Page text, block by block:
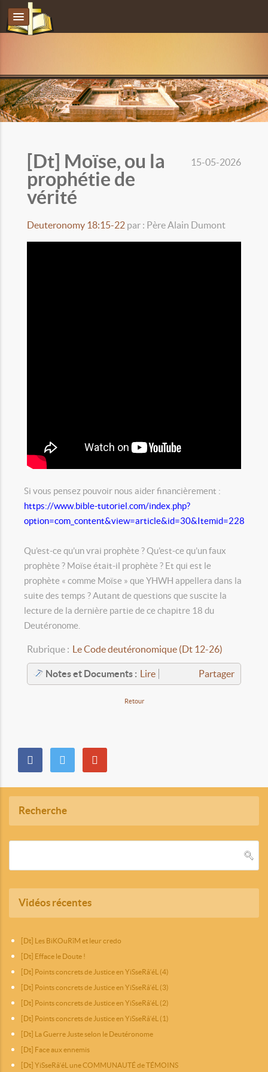
15-05-2026
[Dt] Moïse, ou la
prophétie de
vérité
Deuteronomy 18:15-22 par : Père Alain Dumont
Si vous pensez pouvoir nous aider financièrement :
https://www.bible-tutoriel.com/index.php?
option=com_content&view=article&id=30&Itemid=228
Qu’est-ce qu’un vrai prophète ? Qu’est-ce qu’un faux
prophète ? Moïse était-il prophète ? Et qui est le
prophète « comme Moïse » que YHWH appellera dans la
suite des temps ? Autant de questions que suscite la
lecture de la dernière partie de ce chapitre 18 du
Deutéronome.
Rubrique : Le Code deutéronomique (Dt 12-26)
Partager
Notes et Documents : Lire
Retour
Recherche
Vidéos récentes
[Dt] Les BiKOuRîM et leur credo
[Dt] Efface le Doute !
[Dt] Points concrets de Justice en YiSseRâ‘éL (4)
[Dt] Points concrets de Justice en YiSseRâ‘éL (3)
[Dt] Points concrets de Justice en YiSseRâ‘éL (2)
[Dt] Points concrets de Justice en YiSseRâ‘éL (1)
[Dt] La Guerre Juste selon le Deutéronome
[Dt] Face aux ennemis
[Dt] YiSseRâ‘éL une COMMUNAUTÉ de TÉMOINS